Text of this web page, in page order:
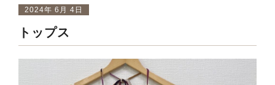
2024年 6月 4日
トップス